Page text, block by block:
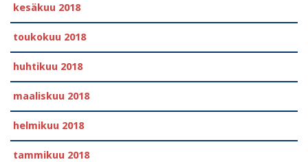
kesäkuu 2018
toukokuu 2018
huhtikuu 2018
maaliskuu 2018
helmikuu 2018
tammikuu 2018